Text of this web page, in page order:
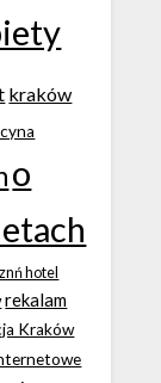
kraków
o
hotel
rekalam
Kraków